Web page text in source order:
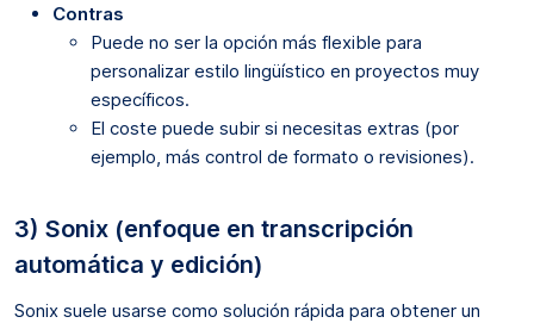
Contras
Puede no ser la opción más flexible para
personalizar estilo lingüístico en proyectos muy
específicos.
El coste puede subir si necesitas extras (por
ejemplo, más control de formato o revisiones).
3) Sonix (enfoque en transcripción
automática y edición)
Sonix suele usarse como solución rápida para obtener un